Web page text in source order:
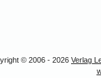
© 2006 - 2026 Verlag